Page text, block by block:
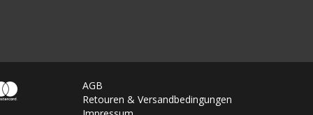
AGB
Retouren & Versandbedingungen